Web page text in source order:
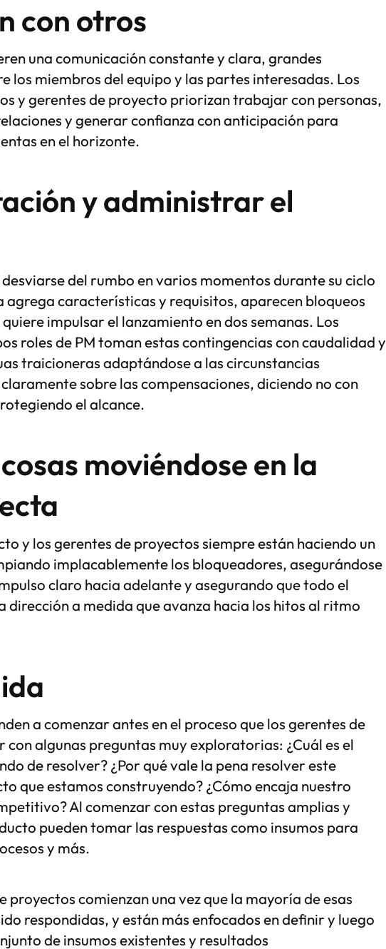
con otros
una comunicación constante y clara, grandes
los miembros del equipo y las partes interesadas. Los
y gerentes de proyecto priorizan trabajar con personas,
y generar confianza con anticipación para
en el horizonte.
y administrar el
del rumbo en varios momentos durante su ciclo
características y requisitos, aparecen bloqueos
impulsar el lanzamiento en dos semanas. Los
roles de PM toman estas contingencias con caudalidad y
traicioneras adaptándose a las circunstancias
sobre las compensaciones, diciendo no con
el alcance.
moviéndose en la
y los gerentes de proyectos siempre están haciendo un
implacablemente los bloqueadores, asegurándose
claro hacia adelante y asegurando que todo el
dirección a medida que avanza hacia los hitos al ritmo
a comenzar antes en el proceso que los gerentes de
algunas preguntas muy exploratorias: ¿Cuál es el
de resolver? ¿Por qué vale la pena resolver este
que estamos construyendo? ¿Cómo encaja nuestro
Al comenzar con estas preguntas amplias y
pueden tomar las respuestas como insumos para
y más.
proyectos comienzan una vez que la mayoría de esas
respondidas, y están más enfocados en definir y luego
de insumos existentes y resultados